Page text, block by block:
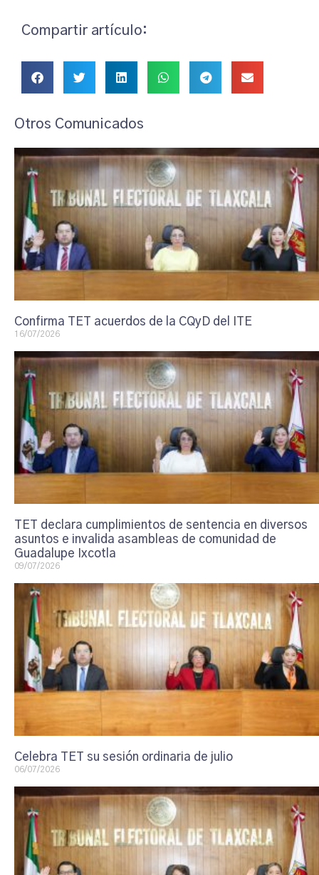
Compartir artículo:
Otros Comunicados
Confirma TET acuerdos de la CQyD del ITE
16/07/2026
TET declara cumplimientos de sentencia en diversos
asuntos e invalida asambleas de comunidad de
Guadalupe Ixcotla
09/07/2026
Celebra TET su sesión ordinaria de julio
06/07/2026